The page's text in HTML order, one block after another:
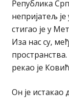
Република
непријатељ
стигао је у
Иза нас су,
рекао је
Он је истакао